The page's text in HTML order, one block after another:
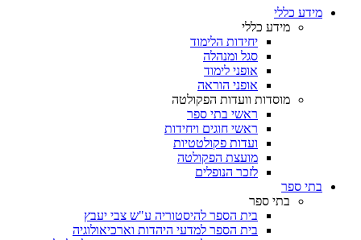
מידע כללי
מידע כללי
יחידות הלימוד
סגל ומנהלה
אופני לימוד
אופני הוראה
מוסדות וועדות הפקולטה
ראשי בתי ספר
ראשי חוגים ויחידות
ועדות פקולטטיות
מועצת הפקולטה
לזכר הנופלים
בתי ספר
בתי ספר
בית הספר להיסטוריה ע"ש צבי יעבץ
בית הספר למדעי היהדות וארכיאולוגיה